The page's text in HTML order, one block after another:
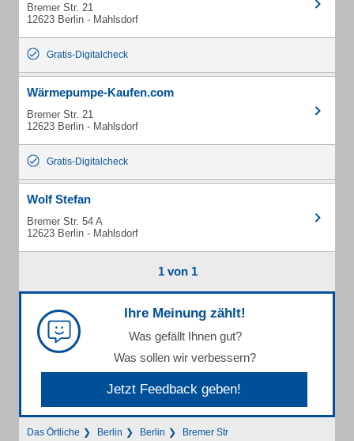
Bremer Str. 21
12623 Berlin - Mahlsdorf
Gratis-Digitalcheck
Wärmepumpe-Kaufen.com
Bremer Str. 21
12623 Berlin - Mahlsdorf
Gratis-Digitalcheck
Wolf Stefan
Bremer Str. 54 A
12623 Berlin - Mahlsdorf
1 von 1
Ihre Meinung zählt!
Was gefällt Ihnen gut?
Was sollen wir verbessern?
Jetzt Feedback geben!
Das Örtliche Berlin Berlin Bremer Str